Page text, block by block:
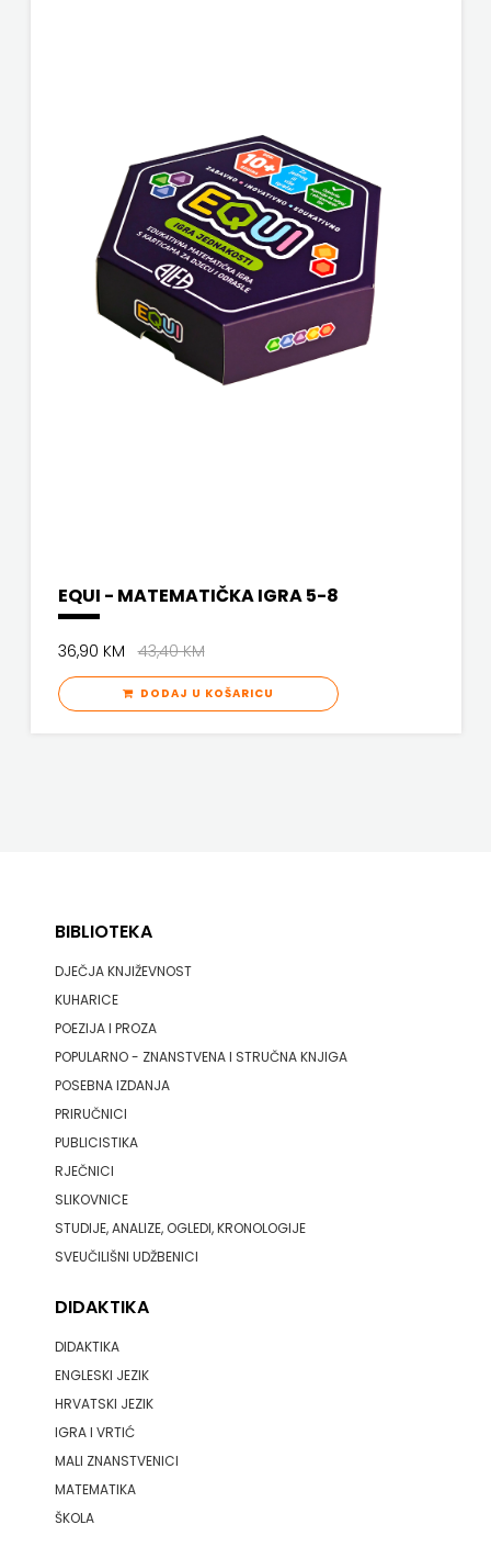
EQUI - MATEMATIČKA IGRA 5-8
36,90 KM43,40 KM
DODAJ U KOŠARICU
BIBLIOTEKA
DJEČJA KNJIŽEVNOST
KUHARICE
POEZIJA I PROZA
POPULARNO - ZNANSTVENA I STRUČNA KNJIGA
POSEBNA IZDANJA
PRIRUČNICI
PUBLICISTIKA
RJEČNICI
SLIKOVNICE
STUDIJE, ANALIZE, OGLEDI, KRONOLOGIJE
SVEUČILIŠNI UDŽBENICI
DIDAKTIKA
DIDAKTIKA
ENGLESKI JEZIK
HRVATSKI JEZIK
IGRA I VRTIĆ
MALI ZNANSTVENICI
MATEMATIKA
ŠKOLA